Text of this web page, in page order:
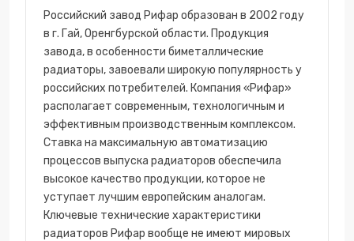
Российский завод Рифар образован в 2002 году
в г. Гай, Оренгбурской области. Продукция
завода, в особенности биметаллические
радиаторы, завоевали широкую популярность у
российских потребителей. Компания «Рифар»
располагает современным, технологичным и
эффективным производственным комплексом.
Ставка на максимальную автоматизацию
процессов выпуска радиаторов обеспечила
высокое качество продукции, которое не
уступает лучшим европейским аналогам.
Ключевые технические характеристики
радиаторов Рифар вообще не имеют мировых